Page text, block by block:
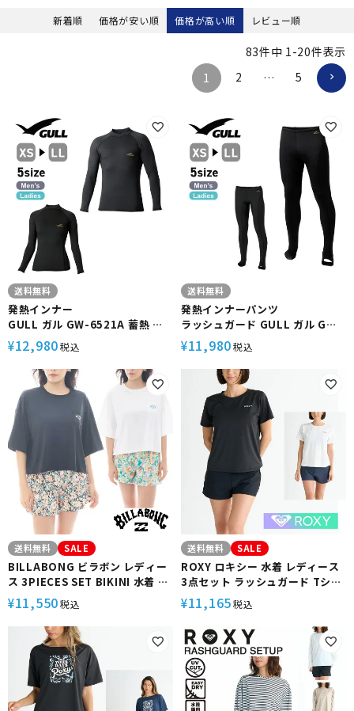
新着順 価格が安い順 価格が高い順 レビュー順
83件中 1-20件表示
1
2 … 5
送料無料
発熱インナー
GULL ガル GW-6521A 蓄熱 保
温 ユニセックス WarmdArt
¥12,980税込
送料無料
発熱インナーパンツ
ラッシュガード GULL ガル GW-
6522A 蓄熱 保温 ユニセックス
WarmdArt
¥11,980税込
送料無料 SALE
BILLABONG ビラボン レディー
ス 3PIECES SET BIKINI 水着 半
袖Tシャツ サーフショーツ クロッ
プドタンクの3点セット 花柄
¥11,550税込
送料無料 SALE
ROXY ロキシー 水着 レディース
3点セット ラッシュガード Tシャ
ツ ブラトップ サーフパンツ
ROXY STEP RSW251002 ラッ
シュT スポーツブラ ボードショー
ツ セットアップ ウェットスーツ
インナー サーフ サーフィン ブラ
ンド
¥11,165税込